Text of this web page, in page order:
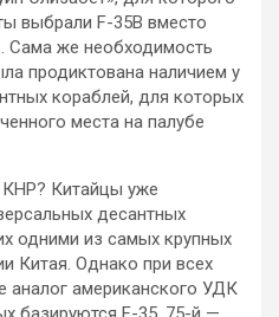
выбрали F-35B вместо
Сама же необходимость
продиктована наличием у
кораблей, для которых
места на палубе
Китайцы уже
десантных
одними из самых крупных
Китая. Однако при всех
аналог американского УДК